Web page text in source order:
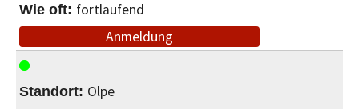
fortlaufend
Anmeldung
Olpe